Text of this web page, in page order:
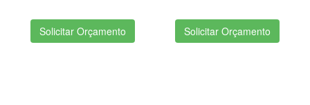
Solicitar Orçamento Solicitar Orçamento